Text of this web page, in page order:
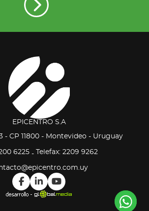
EPICENTRO S.A
- CP 11800 - Montevideo - Uruguay
6225- Telefax: 2209 9262